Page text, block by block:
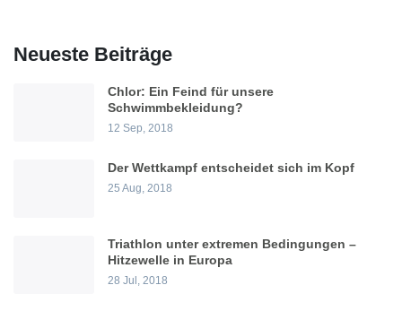
Neueste Beiträge
Chlor: Ein Feind für unsere
Schwimmbekleidung?
12 Sep, 2018
Der Wettkampf entscheidet sich im Kopf
25 Aug, 2018
Triathlon unter extremen Bedingungen –
Hitzewelle in Europa
28 Jul, 2018